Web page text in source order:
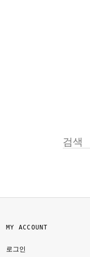
MY ACCOUNT
로그인